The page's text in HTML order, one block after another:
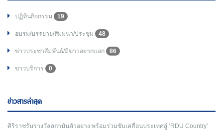
ปฏิทินกิจกรรม 19
อบรม/บรรยาย/สัมมนา/ประชุม 48
ข่าวประชาสัมพันธ์/มีข่าวอยากบอก 86
ข่าวบริการ 0
ข่าวสารล่าสุด
ศิริราชรับรางวัลสถาบันตัวอย่าง พร้อมร่วมขับเคลื่อนประเทศสู่ ‘RDU Country’